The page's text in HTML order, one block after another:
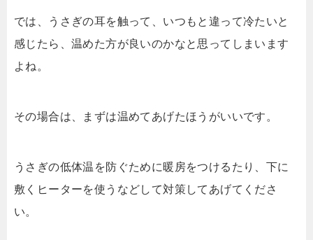
では、うさぎの耳を触って、いつもと違って冷たいと
感じたら、温めた方が良いのかなと思ってしまいます
よね。
その場合は、まずは温めてあげたほうがいいです。
うさぎの低体温を防ぐために暖房をつけるたり、下に
敷くヒーターを使うなどして対策してあげてくださ
い。